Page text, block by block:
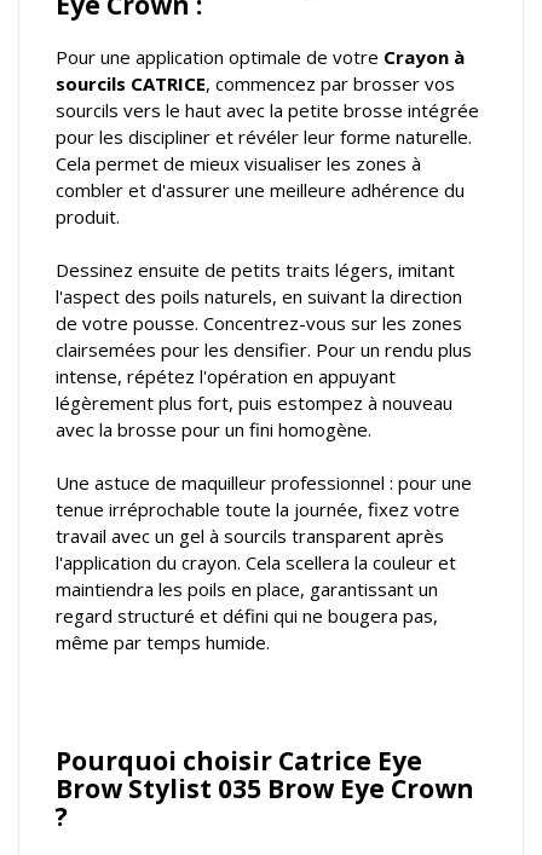
Pour une application optimale de votre Crayon à
sourcils CATRICE, commencez par brosser vos
sourcils vers le haut avec la petite brosse intégrée
pour les discipliner et révéler leur forme naturelle.
Cela permet de mieux visualiser les zones à
combler et d'assurer une meilleure adhérence du
produit.
Dessinez ensuite de petits traits légers, imitant
l'aspect des poils naturels, en suivant la direction
de votre pousse. Concentrez-vous sur les zones
clairsemées pour les densifier. Pour un rendu plus
intense, répétez l'opération en appuyant
légèrement plus fort, puis estompez à nouveau
avec la brosse pour un fini homogène.
Une astuce de maquilleur professionnel : pour une
tenue irréprochable toute la journée, fixez votre
travail avec un gel à sourcils transparent après
l'application du crayon. Cela scellera la couleur et
maintiendra les poils en place, garantissant un
regard structuré et défini qui ne bougera pas,
même par temps humide.
Pourquoi choisir Catrice Eye
Brow Stylist 035 Brow Eye Crown
?